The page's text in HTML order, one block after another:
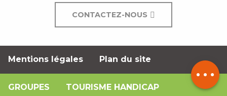
par email
CONTACTEZ-NOUS
Mentions légales Plan du site
GROUPES TOURISME HANDICAP